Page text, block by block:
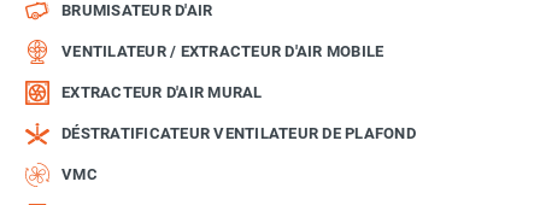
BRUMISATEUR D'AIR
VENTILATEUR / EXTRACTEUR D'AIR MOBILE
EXTRACTEUR D'AIR MURAL
DÉSTRATIFICATEUR VENTILATEUR DE PLAFOND
VMC